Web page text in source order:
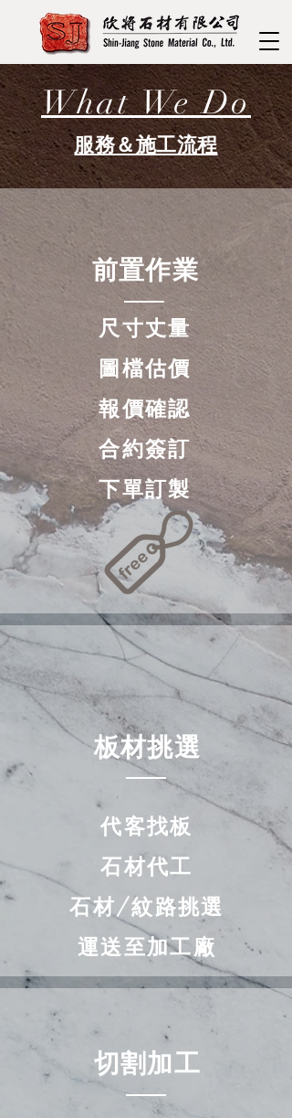
What We Do
​服務＆施工流程
前置作業
尺寸丈量
圖檔估價
報價確認
合約簽訂
下單訂製
代客找板
​石材代工
石材/紋路挑選
運送至加工廠
​板材挑選
切割加工